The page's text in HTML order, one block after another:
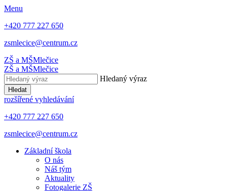
Menu
+420 777 227 650
zsmlecice@centrum.cz
ZŠ a MŠMlečice
ZŠ a MŠMlečice
Hledaný výraz
Hledat
rozšířené vyhledávání
+420 777 227 650
zsmlecice@centrum.cz
Základní škola
O nás
Náš tým
Aktuality
Fotogalerie ZŠ